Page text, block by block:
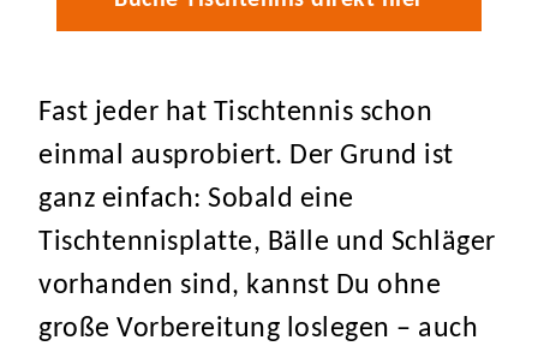
Fast jeder hat Tischtennis schon
einmal ausprobiert. Der Grund ist
ganz einfach: Sobald eine
Tischtennisplatte, Bälle und Schläger
vorhanden sind, kannst Du ohne
große Vorbereitung loslegen – auch